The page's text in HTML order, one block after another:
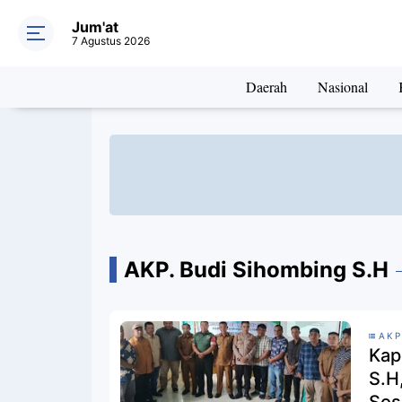
Jum'at
7 Agustus 2026
Daerah Nasional
AKP. Budi Sihombing S.H